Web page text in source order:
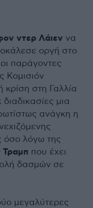
ντερ Λάιεν να
οργή στο
παράγοντες
Κομισιόν
κρίση στη Γαλλία
μια
ανάγκη η
όσο λόγω της
Τραμπ που έχει
δασμών σε
μεγαλύτερες